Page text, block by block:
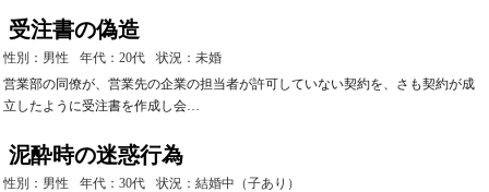
受注書の偽造
性別：男性 年代：20代
状況：未婚
営業部の同僚が、営業先の企業の担当者が許可していない契約を、さも契約が成
立したように受注書を作成し会…
泥酔時の迷惑行為
性別：男性 年代：30代
状況：結婚中（子あり）